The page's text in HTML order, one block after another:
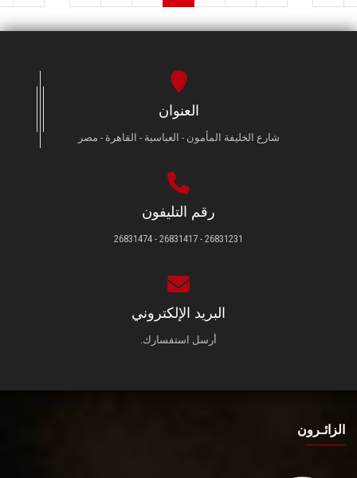
العنوان
شارع الخليفة المأمون - العباسية - القاهرة - مصر
رقم التليفون
26831231 - 26831417 - 26831474
البريد الإلكتروني
أرسل استفسارك.
الزائـرون